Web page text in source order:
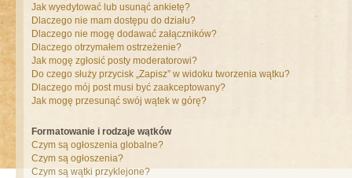
Jak wyedytować lub usunąć ankietę?
Dlaczego nie mam dostępu do działu?
Dlaczego nie mogę dodawać załączników?
Dlaczego otrzymałem ostrzeżenie?
Jak mogę zgłosić posty moderatorowi?
Do czego służy przycisk „Zapisz” w widoku tworzenia wątku?
Dlaczego mój post musi być zaakceptowany?
Jak mogę przesunąć swój wątek w górę?
Formatowanie i rodzaje wątków
Czym są ogłoszenia globalne?
Czym są ogłoszenia?
Czym są wątki przyklejone?